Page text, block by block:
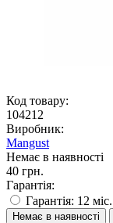
Код товару:
104212
Виробник:
Mangust
Немає в наявності
40 грн.
Гарантія:
Гарантія: 12
Немає в наявності